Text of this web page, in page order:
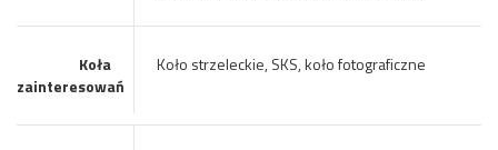
Koła
zainteresowań
Koło strzeleckie, SKS, koło fotograficzne